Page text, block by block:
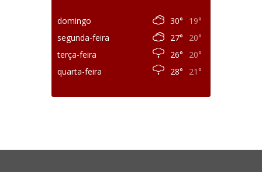
domingo 30°
19°
segunda-feira
27°
20°
terça-feira
26°
20°
quarta-feira
28° 21°